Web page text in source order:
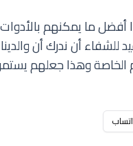
أفضل ما يمكنهم
أن ندرك أن
الخاصة وهذا جعلهم